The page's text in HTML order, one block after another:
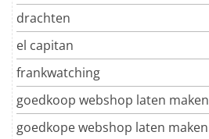
drachten
el capitan
frankwatching
goedkoop webshop laten maken
goedkope webshop laten maken